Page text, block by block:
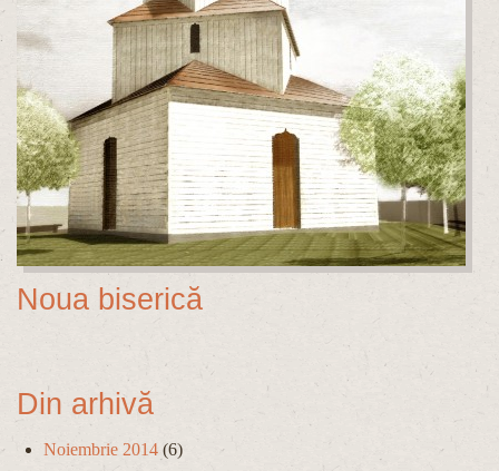
Noua biserică
Din arhivă
Noiembrie 2014 (6)